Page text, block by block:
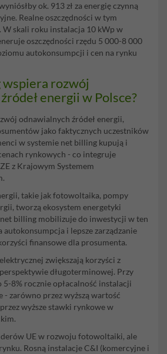
ok. 913 zł za energię czynną
Realne oszczędności w tym
W skali roku instalacja 10 kWp w
oszczędności rzędu 5 000-8 000
autokonsumpcji i cen na rynku
rozwój
energii w Polsce?
odnawialnych źródeł energii,
jako faktycznych uczestników
w systemie net billing kupują i
rynkowych - co integruje
z Krajowym Systemem
takie jak fotowoltaika, pompy
tworzą ekosystem energetyki
billing mobilizuje do inwestycji w ten
autokonsumpcja i lepsze zarządzanie
finansowe dla prosumenta.
zwiększają korzyści z
długoterminowej. Przy
8% rocznie opłacalność instalacji
zarówno przez wyższą wartość
wyższe stawki rynkowe w
UE w rozwoju fotowoltaiki, ale
Rosną instalacje C&I (komercyjne i